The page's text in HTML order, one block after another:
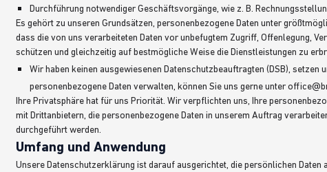
Durchführung notwendiger Geschäftsvorgänge, wie z. B.
Es gehört zu unseren Grundsätzen, personenbezogene Daten unter
dass die von uns verarbeiteten Daten vor unbefugtem Zugriff, Offenlegung,
schützen und gleichzeitig auf bestmögliche Weise die Dienstleistungen zu
Wir haben keinen ausgewiesenen Datenschutzbeauftragten (DSB),
personenbezogene Daten verwalten, können Sie uns gerne unter
Ihre Privatsphäre hat für uns Priorität. Wir verpflichten uns, Ihre
mit Drittanbietern, die personenbezogene Daten in unserem Auftrag
durchgeführt werden.
Umfang und Anwendung
Unsere Datenschutzerklärung ist darauf ausgerichtet, die persönlichen